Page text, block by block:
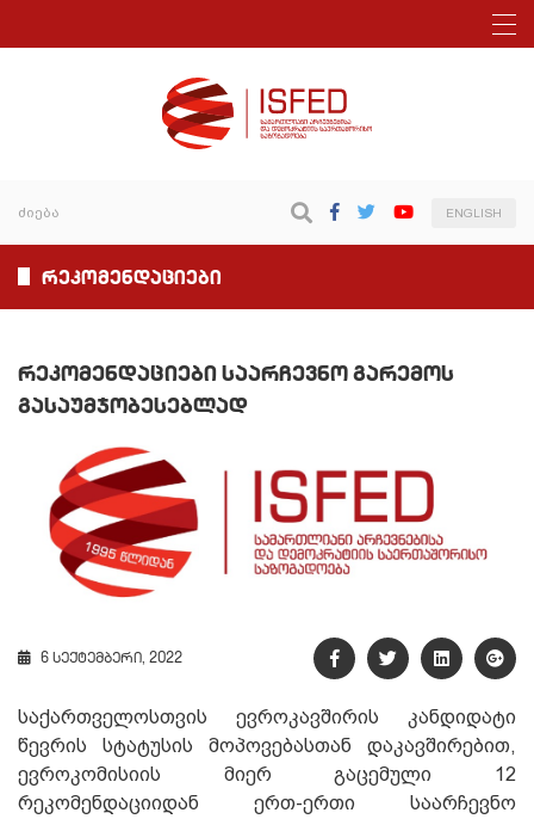
ENGLISH
რეკომენდაციები
რეკომენდაციები საარჩევნო გარემოს
გასაუმჯობესებლად
6 სექტემბერი, 2022
საქართველოსთვის ევროკავშირის კანდიდატი
წევრის სტატუსის მოპოვებასთან დაკავშირებით,
ევროკომისიის მიერ გაცემული 12
რეკომენდაციიდან ერთ-ერთი საარჩევნო